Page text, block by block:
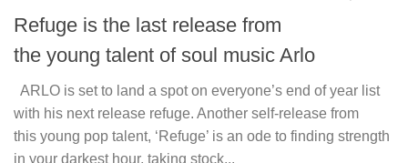
Refuge is the last release from
the young talent of soul music Arlo
ARLO is set to land a spot on everyone’s end of year list
with his next release refuge. Another self-release from
this young pop talent, ‘Refuge’ is an ode to finding strength
in your darkest hour, taking stock...